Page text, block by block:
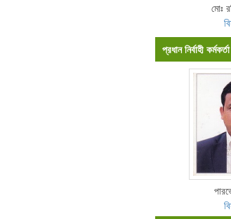
মোঃ
প্রধান নির্বাহী